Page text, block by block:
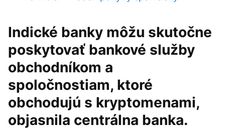
Indické banky môžu skutočne
poskytovať bankové služby
obchodníkom a
spoločnostiam, ktoré
obchodujú s kryptomenami,
objasnila centrálna banka.